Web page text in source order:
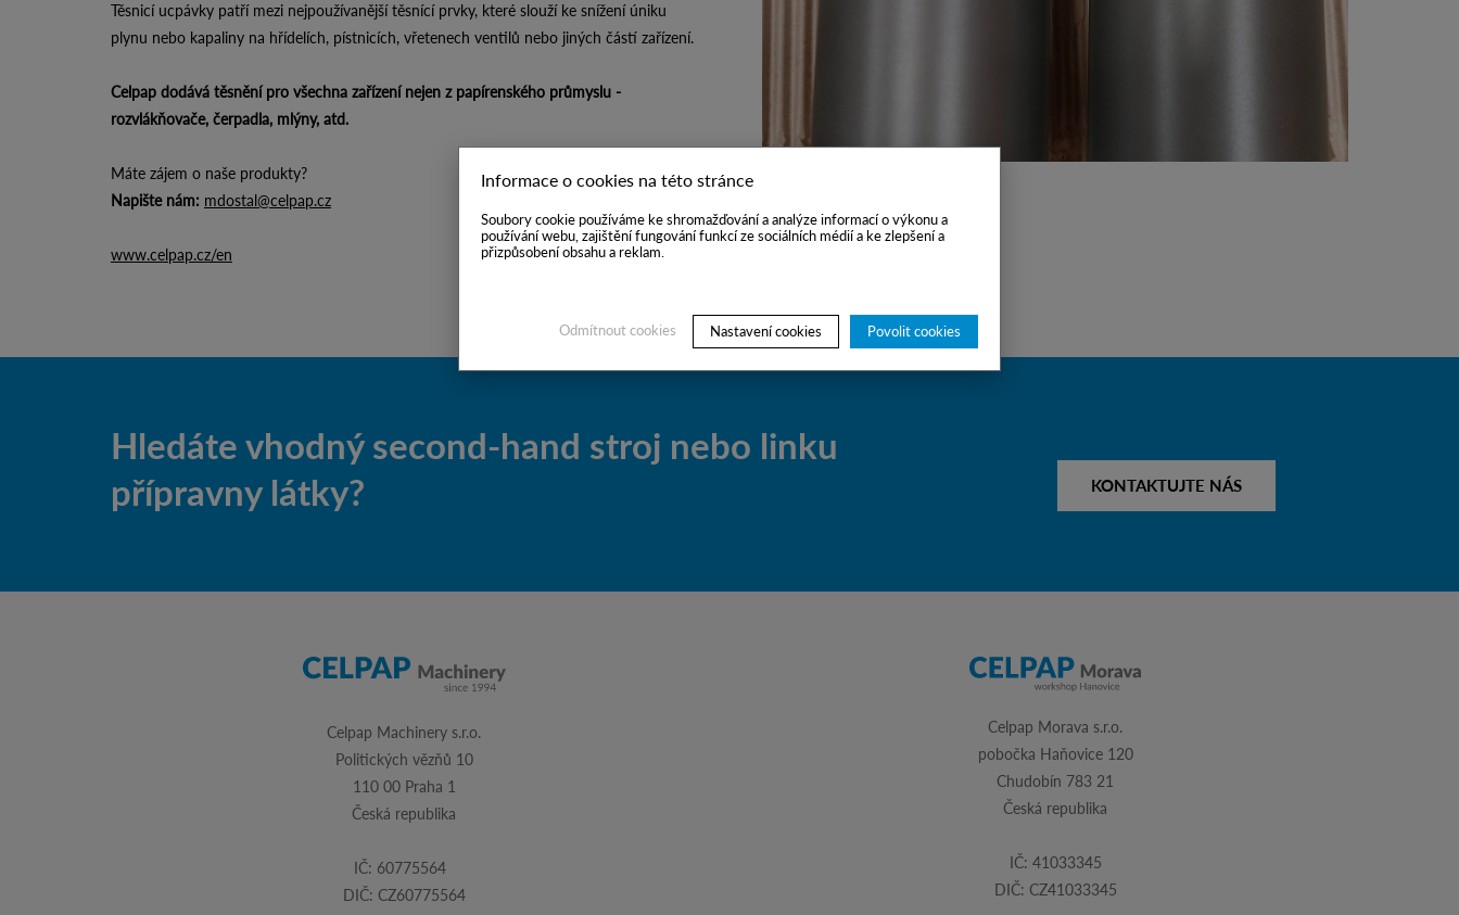
Informace o cookies na této stránce
Soubory cookie používáme ke shromažďování a analýze informací o výkonu a
používání webu, zajištění fungování funkcí ze sociálních médií a ke zlepšení a
přizpůsobení obsahu a reklam.
Povolit cookies
Nastavení cookies
Odmítnout cookies
Těsnicí ucpávky patří mezi nejpoužívanější těsnící prvky, které slouží ke snížení úniku
plynu nebo kapaliny na hřídelích, pístnicích, vřetenech ventilů nebo jiných částí zařízení.
Celpap dodává těsnění pro všechna zařízení nejen z papírenského průmyslu -
rozvlákňovače, čerpadla, mlýny, atd.
Máte zájem o naše produkty?
Napište nám: mdostal@celpap.cz
www.celpap.cz/en
Hledáte vhodný second-hand stroj nebo linku
přípravny látky?
KONTAKTUJTE NÁS
Celpap Machinery s.r.o.
Politických vězňů 10
110 00 Praha 1
Česká republika
IČ: 60775564
DIČ: CZ60775564
Celpap Morava s.r.o.
pobočka Haňovice 120
Chudobín 783 21
Česká republika
IČ: 41033345
DIČ: CZ41033345